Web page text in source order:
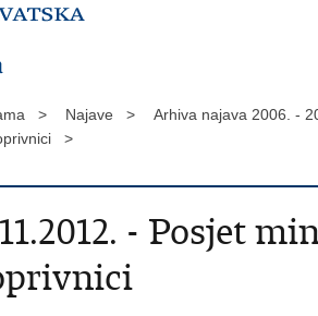
> Najave > Arhiva najava 2006. -
>
- Posjet